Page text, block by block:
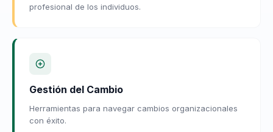
profesional de los individuos.
Gestión del Cambio
Herramientas para navegar cambios organizacionales
con éxito.